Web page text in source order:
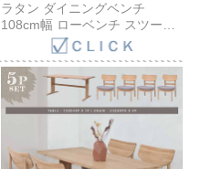
ラタン ダイニングベンチ
108cm幅 ローベンチ スツール
ダイニングチェア ベンチソフ
ァ クッション 付き グレー ダー
クグレー イエロー 3色展開 椅
子 いす チェア 腰掛け ラタン
ナチュラル 北欧 アジアン カフ
ェ バリ 食卓 リビング ロースタ